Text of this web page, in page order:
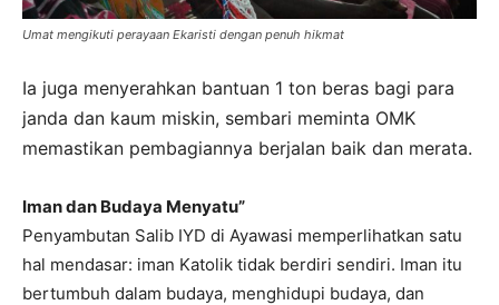
Umat mengikuti perayaan Ekaristi dengan penuh hikmat
Ia juga menyerahkan bantuan 1 ton beras bagi para
janda dan kaum miskin, sembari meminta OMK
memastikan pembagiannya berjalan baik dan merata.
Iman dan Budaya Menyatu”
Penyambutan Salib IYD di Ayawasi memperlihatkan satu
hal mendasar: iman Katolik tidak berdiri sendiri. Iman itu
bertumbuh dalam budaya, menghidupi budaya, dan